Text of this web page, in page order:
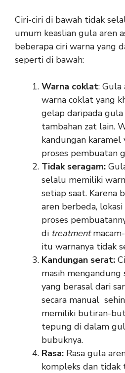
Ciri-ciri di bawah tidak
umum keaslian gula aren
beberapa ciri warna yang
seperti di bawah:
Warna coklat: Gula
warna coklat yang
gelap daripada
tambahan zat lain.
kandungan
proses pembuatan
Tidak seragam:
selalu memiliki
setiap saat. Karena
aren berbeda,
proses
di treatment
itu warnanya tidak
Kandungan serat:
masih
yang berasal dari
secara manual
memiliki butiran-
tepung di dalam
bubuknya.
Rasa: Rasa gula
kompleks dan tidak